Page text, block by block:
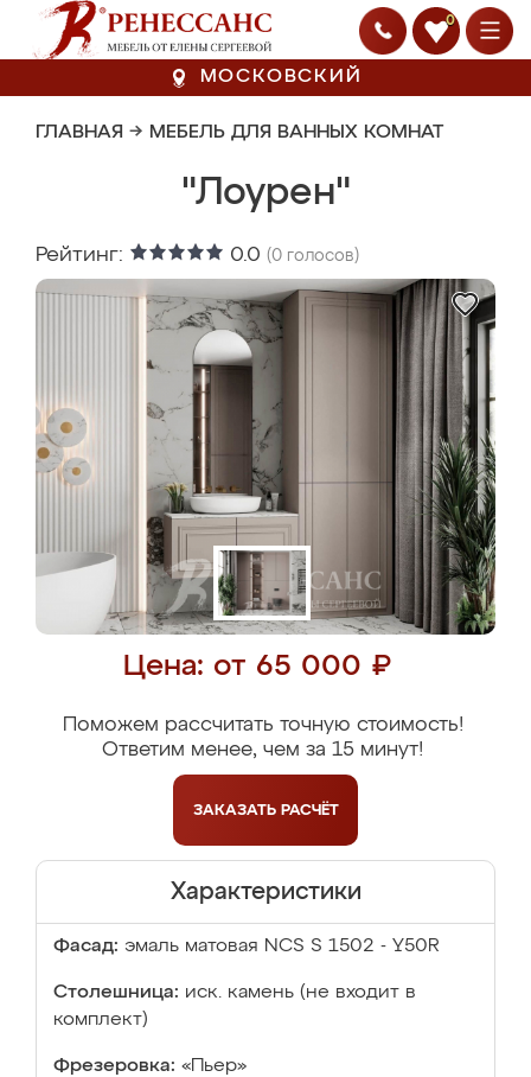
0
МОСКОВСКИЙ
ГЛАВНАЯ → МЕБЕЛЬ ДЛЯ ВАННЫХ КОМНАТ
"Лоурен"
Рейтинг: 0.0 (0 голосов)
Цена: от 65 000 ₽
Поможем рассчитать точную стоимость!
Ответим менее, чем за 15 минут!
ЗАКАЗАТЬ РАСЧЁТ
Характеристики
Фасад: эмаль матовая NCS S 1502 - Y50R
Столешница: иск. камень (не входит в
комплект)
Фрезеровка: «Пьер»